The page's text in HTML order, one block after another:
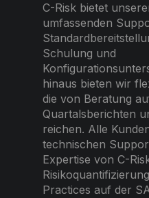
C-Risk bietet
umfassenden
Schulung und
hinaus bieten wir
die von Beratung
Quartalsberichten
reichen. Alle
technischen
Expertise von C-
Practices auf der